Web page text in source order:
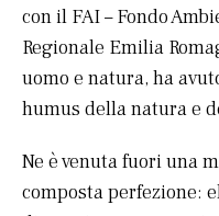
con il FAI – Fondo
Regionale Emilia
uomo e natura, ha
humus della natura e
Ne è venuta fuori una
composta perfezione: